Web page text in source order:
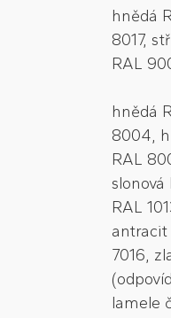
hnědá
8017,
RAL
hnědá
8004,
RAL
slonová
RAL
antracit
7016,
lamele